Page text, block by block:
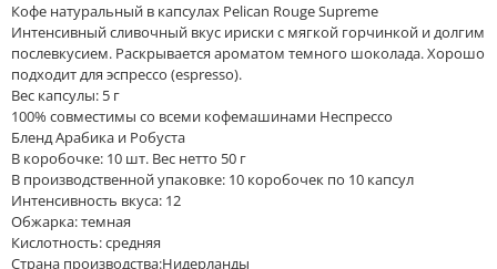
Кофе натуральный в капсулах Pelican Rouge Supreme
Интенсивный сливочный вкус ириски с мягкой горчинкой и долгим
послевкусием. Раскрывается ароматом темного шоколада. Хорошо
подходит для эспрессо (espresso).
Вес капсулы: 5 г
100% совместимы со всеми кофемашинами Неспрессо
Бленд Арабика и Робуста
В коробочке: 10 шт. Вес нетто 50 г
В производственной упаковке: 10 коробочек по 10 капсул
Интенсивность вкуса: 12
Обжарка: темная
Кислотность: средняя
Страна производства:Нидерланды